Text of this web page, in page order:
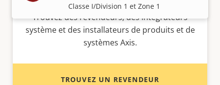
Classe I/Division 1 et Zone 1
Trouvez des revendeurs, des intégrateurs
système et des installateurs de produits et de
systèmes Axis.
TROUVEZ UN REVENDEUR